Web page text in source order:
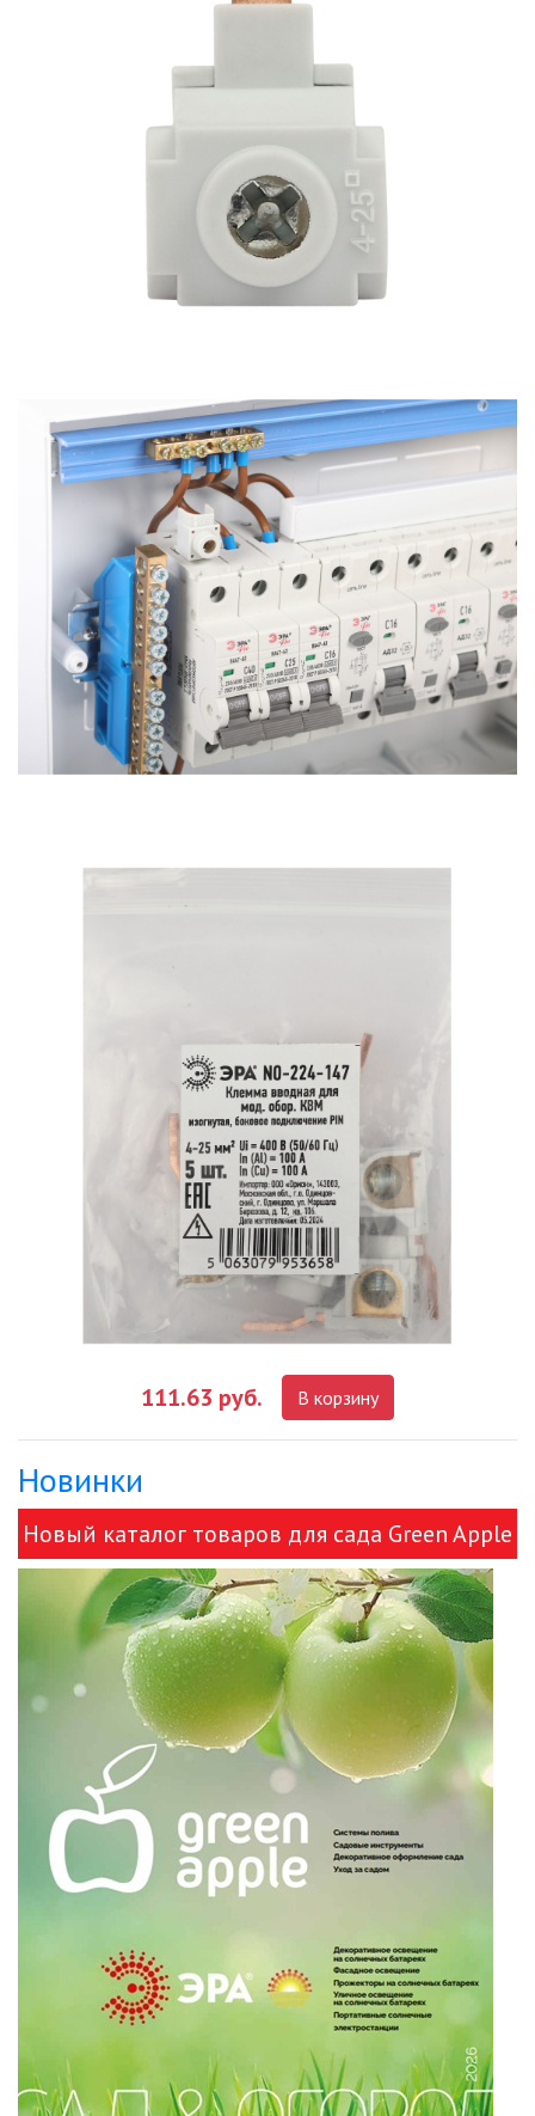
ИЗДЕЛИЯ
НОВОСТИ
ОПЛАТА И ДОСТАВКА
ЗАЯВКА
КОНТАКТЫ
111.63 руб. В корзину
Новинки
Новый каталог товаров для сада Green Apple
и ЭРА!